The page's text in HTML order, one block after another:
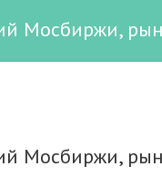
Мосбиржи,
Мосбиржи,